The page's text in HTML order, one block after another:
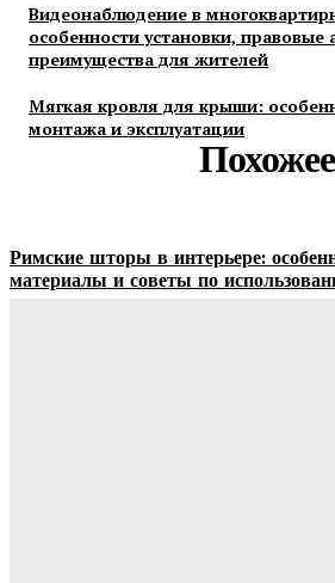
Видеонаблюдение в
особенности установки, правовые
преимущества для жителей
Мягкая кровля для крыши:
монтажа и эксплуатации
Похожее
Римские шторы в интерьере:
материалы и советы по